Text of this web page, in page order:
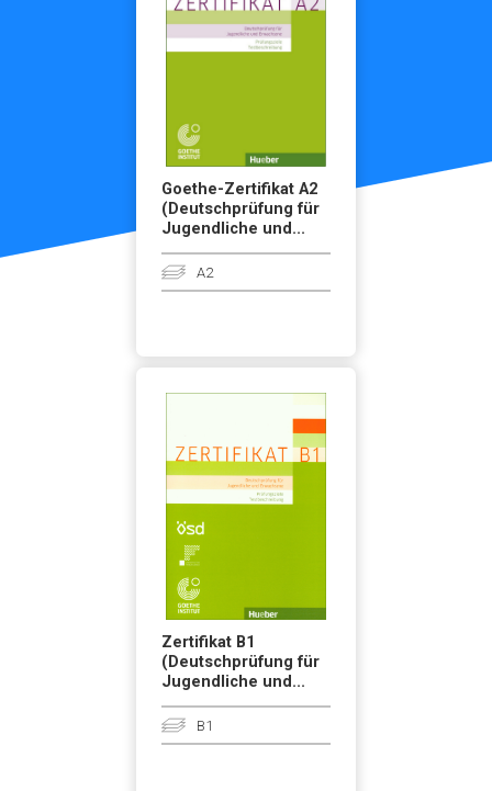
Goethe-Zertifikat A2
(Deutschprüfung für
Jugendliche und...
A2
Zertifikat B1
(Deutschprüfung für
Jugendliche und...
B1